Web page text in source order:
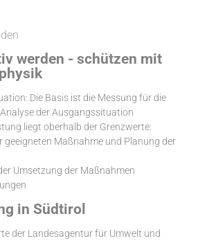
werden - schützen mit
Die Basis ist die Messung für die
der Ausgangssituation
liegt oberhalb der Grenzwerte:
geeigneten Maßnahme und Planung der
Umsetzung der Maßnahmen
in Südtirol
der Landesagentur für Umwelt und